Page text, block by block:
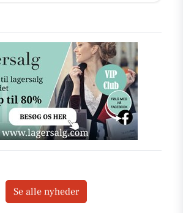
Se alle nyheder